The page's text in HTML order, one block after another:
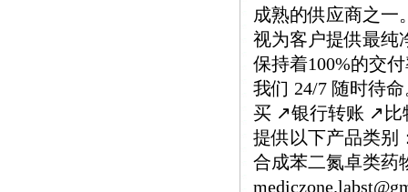
成熟的供应商之一
视为客户提供最纯
保持着100%的交
我们 24/7 随时待
买 ↗️银行转账 ↗️比
提供以下产品类
合成苯二氮卓类药